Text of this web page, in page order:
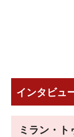
インタビュ
ミラン・